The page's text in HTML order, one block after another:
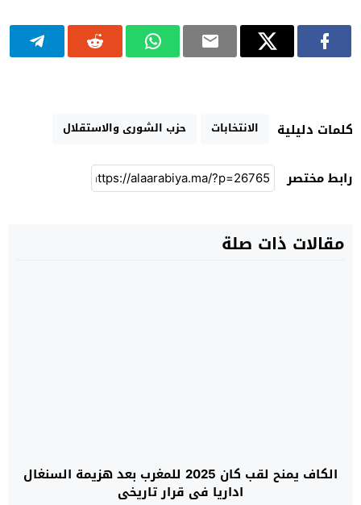
كلمات دليلية الانتخابات حزب الشورى والاستقلال
رابط مختصر
مقالات ذات صلة
الكاف يمنح لقب كان 2025 للمغرب بعد هزيمة السنغال
اداريا في قرار تاريخي